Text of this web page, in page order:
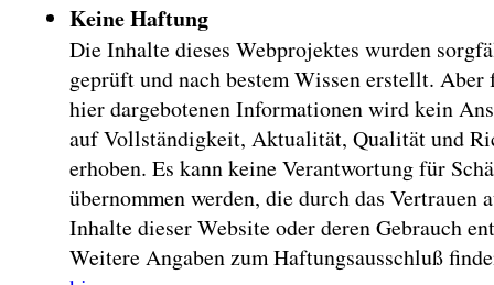
Keine Haftung
Die Inhalte dieses Webprojektes wurden
geprüft und nach bestem Wissen erstellt. Aber
hier dargebotenen Informationen wird kein
auf Vollständigkeit, Aktualität, Qualität und
erhoben. Es kann keine Verantwortung für
übernommen werden, die durch das Vertrauen
Inhalte dieser Website oder deren Gebrauch
Weitere Angaben zum Haftungsausschluß